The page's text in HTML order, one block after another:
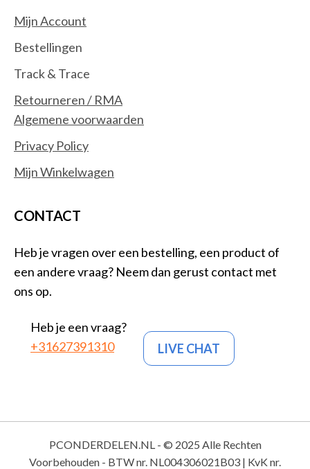
Mijn Account
Bestellingen
Track & Trace
Retourneren / RMA
Algemene voorwaarden
Privacy Policy
Mijn Winkelwagen
CONTACT
Heb je vragen over een bestelling, een product of
een andere vraag? Neem dan gerust contact met
ons op.
Heb je een vraag?
+31627391310
LIVE CHAT
PCONDERDELEN.NL - © 2025 Alle Rechten
Voorbehouden - BTW nr. NL004306021B03 | KvK nr.